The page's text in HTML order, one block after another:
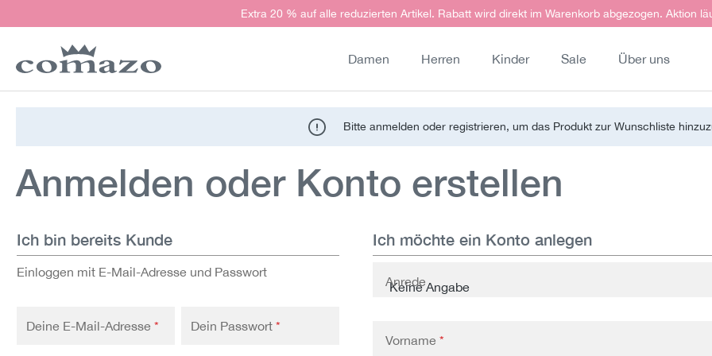
Zur Hauptnavigation springenExtra 20 % auf alle reduzierten Artikel. Rabatt wird direkt im Warenkorb abgezogen. Aktion
Damen Herren Kinder Sale Über uns
Bitte anmelden oder registrieren, um das Produkt zur Wunschliste
Anmelden oder Konto erstellen
Ich bin bereits Kunde
Einloggen mit E-Mail-Adresse und Passwort
Deine E-Mail-Adresse * Dein Passwort *
Ich möchte ein Konto anlegen
Persönliche Informationen
Anrede
Vorname *